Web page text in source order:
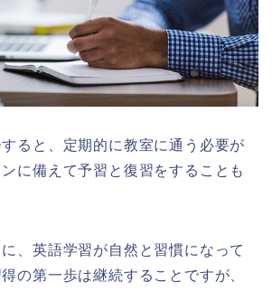
ると、定期的に教室に通う必要が
に備えて予習と復習をすることも
、英語学習が自然と習慣になって
の第一歩は継続することですが、